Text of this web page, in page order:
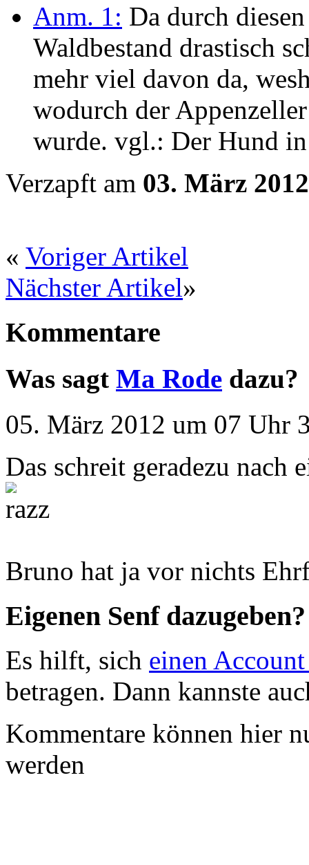
Anm. 1: Da durch
Waldbestand drastisch
mehr viel davon da,
wodurch der
wurde. vgl.: Der Hund
Verzapft am 03. März 2012
« Voriger Artikel
Nächster Artikel»
Kommentare
Was sagt Ma Rode dazu?
05. März 2012 um 07 Uhr
Das schreit geradezu nach
Bruno hat ja vor nichts
Eigenen Senf dazugeben?
Es hilft, sich einen
betragen. Dann kannste
Kommentare können hier
werden